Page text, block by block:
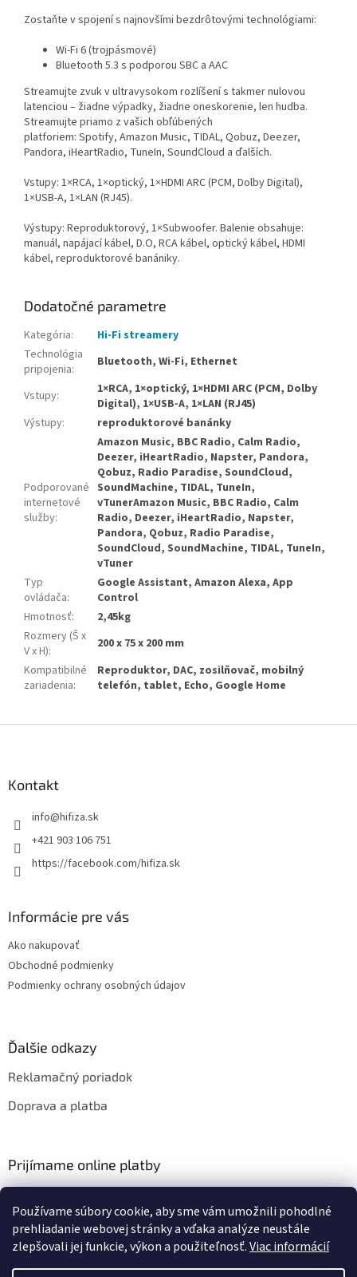
Používame súbory cookie, aby sme vám umožnili pohodlné
prehliadanie webovej stránky a vďaka analýze neustále
zlepšovali jej funkcie, výkon a použiteľnosť.Viac informácií
Zostaňte v spojení s najnovšími bezdrôtovými technológiami:
Wi-Fi 6 (trojpásmové)
Bluetooth 5.3 s podporou SBC a AAC
Streamujte zvuk v ultravysokom rozlíšení s takmer nulovou
latenciou – žiadne výpadky, žiadne oneskorenie, len hudba.
Streamujte priamo z vašich obľúbených
platforiem: Spotify, Amazon Music, TIDAL, Qobuz, Deezer,
Pandora, iHeartRadio, TuneIn, SoundCloud a ďalších.
Vstupy: 1×RCA, 1×optický, 1×HDMI ARC (PCM, Dolby Digital),
1×USB-A, 1×LAN (RJ45).
Výstupy: Reproduktorový, 1×Subwoofer. Balenie obsahuje:
manuál, napájací kábel, D.O, RCA kábel, optický kábel, HDMI
kábel, reproduktorové banániky.
Dodatočné parametre
Kategória:
Hi-Fi streamery
Technológia
pripojenia: Bluetooth, Wi-Fi, Ethernet
Vstupy:
1×RCA, 1×optický, 1×HDMI ARC (PCM, Dolby
Digital), 1×USB-A, 1×LAN (RJ45)
Výstupy: reproduktorové banánky
Podporované
internetové
služby:
Amazon Music, BBC Radio, Calm Radio,
Deezer, iHeartRadio, Napster, Pandora,
Qobuz, Radio Paradise, SoundCloud,
SoundMachine, TIDAL, TuneIn,
vTunerAmazon Music, BBC Radio, Calm
Radio, Deezer, iHeartRadio, Napster,
Pandora, Qobuz, Radio Paradise,
SoundCloud, SoundMachine, TIDAL, TuneIn,
vTuner
Typ
ovládača:
Google Assistant, Amazon Alexa, App
Control
Hmotnosť:
2,45kg
Rozmery (Š x
V x H):
200 x 75 x 200 mm
Kompatibilné
zariadenia:
Reproduktor, DAC, zosilňovač, mobilný
telefón, tablet, Echo, Google Home
Kontakt
info@hifiza.sk
+421 903 106 751
https://facebook.com/hifiza.sk
Informácie pre vás
Ako nakupovať
Obchodné podmienky
Podmienky ochrany osobných údajov
Ďalšie odkazy
Reklamačný poriadok
Doprava a platba
Prijímame online platby